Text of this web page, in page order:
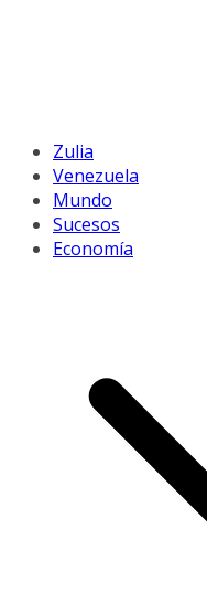
Zulia
Venezuela
Mundo
Sucesos
Economía